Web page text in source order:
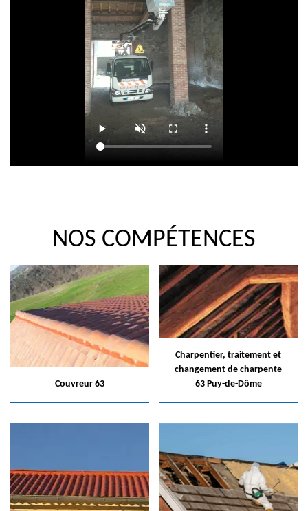
NOS COMPÉTENCES
Couvreur 63
Charpentier, traitement et
changement de charpente
63 Puy-de-Dôme